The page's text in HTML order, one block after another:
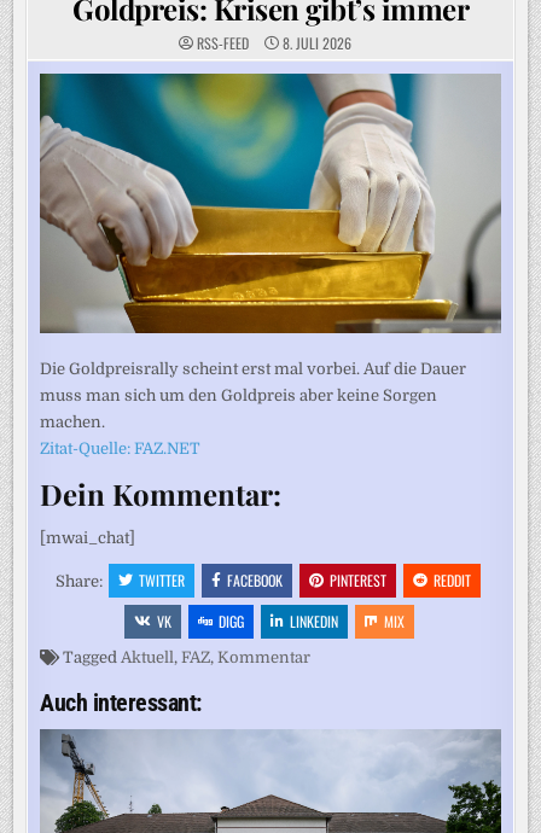
Goldpreis: Krisen gibt’s immer
RSS-FEED 8. JULI 2026
Die Goldpreisrally scheint erst mal vorbei. Auf die Dauer
muss man sich um den Goldpreis aber keine Sorgen
machen.
Zitat-Quelle: FAZ.NET
Dein Kommentar:
[mwai_chat]
Share: TWITTER FACEBOOK PINTEREST
REDDIT
VK
DIGG LINKEDIN MIX
TaggedAktuell,FAZ,Kommentar
Auch interessant: